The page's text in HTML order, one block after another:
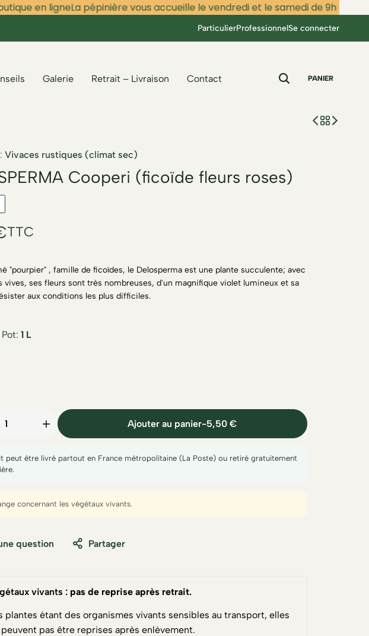
en ligneLa pépinière vous accueille le vendredi et le samedi de 9h à 12h et
ParticulierProfessionnelSe connecter
Galerie Retrait – Livraison Contact PANIER
Vivaces rustiques (climat sec)
Cooperi (ficoïde fleurs roses)
TTC
"pourpier" , famille de ficoïdes, le Delosperma est une plante succulente; avec
vives, ses fleurs sont très nombreuses, d'un magnifique violet lumineux et sa
aux conditions les plus difficiles.
1 L
Ajouter au panier-5,50 €
peut être livré partout en France métropolitaine (La Poste) ou retiré gratuitement
concernant les végétaux vivants.
question Partager
vivants : pas de reprise après retrait.
plantes étant des organismes vivants sensibles au transport, elles
peuvent pas être reprises après enlèvement.